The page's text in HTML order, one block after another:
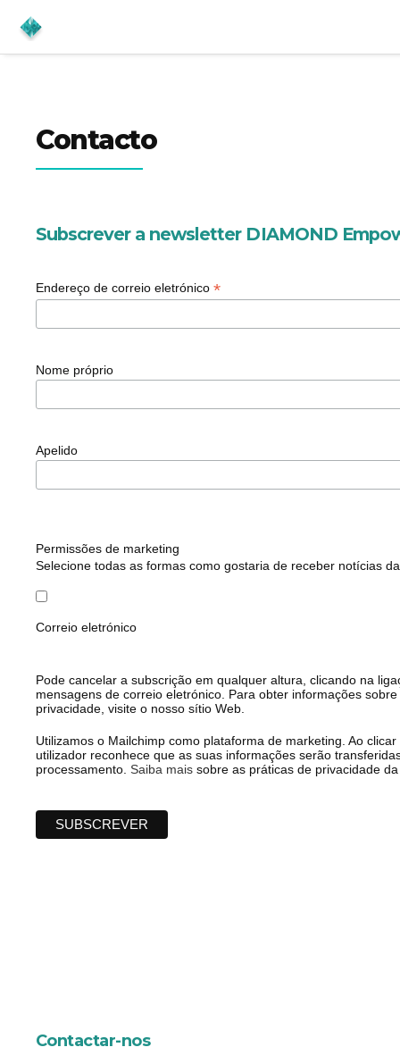
Contacto
Subscrever a newsletter DIAMOND
Endereço de correio eletrónico *
Nome próprio
Apelido
Permissões de marketing
Selecione todas as formas como gostaria de receber notícias
Correio eletrónico
Pode cancelar a subscrição em qualquer altura, clicando na
mensagens de correio eletrónico. Para obter informações
privacidade, visite o nosso sítio Web.
Utilizamos o Mailchimp como plataforma de marketing. Ao
utilizador reconhece que as suas informações serão
processamento. Saiba mais sobre as práticas de privacidade
Contactar-nos